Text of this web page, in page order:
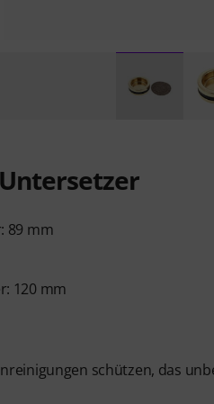
89 mm
120 mm
schützen, das